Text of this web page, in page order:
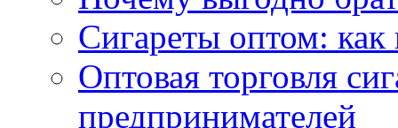
Сигареты оптом: как
Оптовая торговля
предпринимателей